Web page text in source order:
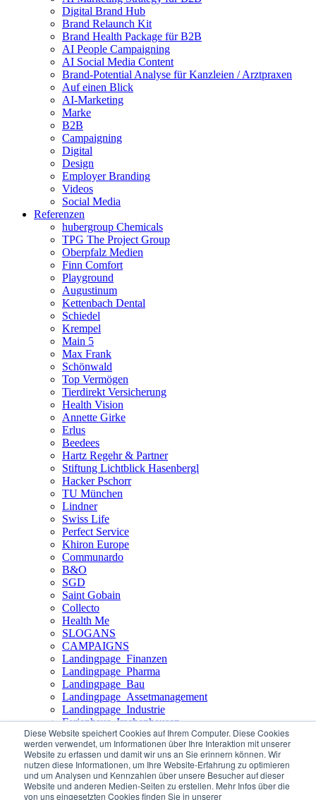
Diese Website speichert Cookies auf Ihrem Computer. Diese Cookies
werden verwendet, um Informationen über Ihre Interaktion mit unserer
Website zu erfassen und damit wir uns an Sie erinnern können. Wir
nutzen diese Informationen, um Ihre Website-Erfahrung zu optimieren
und um Analysen und Kennzahlen über unsere Besucher auf dieser
Website und anderen Medien-Seiten zu erstellen. Mehr Infos über die
von uns eingesetzten Cookies finden Sie in unserer
Digital Brand Hub
Brand Relaunch Kit
Brand Health Package für B2B
AI People Campaigning
AI Social Media Content
Brand-Potential Analyse für Kanzleien / Arztpraxen
Auf einen Blick
AI-Marketing
Marke
B2B
Campaigning
Digital
Design
Employer Branding
Videos
Social Media
Referenzen
hubergroup Chemicals
TPG The Project Group
Oberpfalz Medien
Finn Comfort
Playground
Augustinum
Kettenbach Dental
Schiedel
Krempel
Main 5
Max Frank
Schönwald
Top Vermögen
Tierdirekt Versicherung
Health Vision
Annette Girke
Erlus
Beedees
Hartz Regehr & Partner
Stiftung Lichtblick Hasenbergl
Hacker Pschorr
TU München
Lindner
Swiss Life
Perfect Service
Khiron Europe
Communardo
B&O
SGD
Saint Gobain
Collecto
Health Me
SLOGANS
CAMPAIGNS
Landingpage_Finanzen
Landingpage_Pharma
Landingpage_Bau
Landingpage_Assetmanagement
Landingpage_Industrie
Ferienhaus_Irschenhausen
docDESIGNERS
Landingpage_EmployerBranding
Landingpage_IT
Landingpage_Soziales
Landingpage_FoodBeverage